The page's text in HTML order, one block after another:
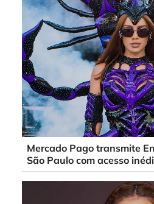
Mercado Pago transmite
São Paulo com acesso